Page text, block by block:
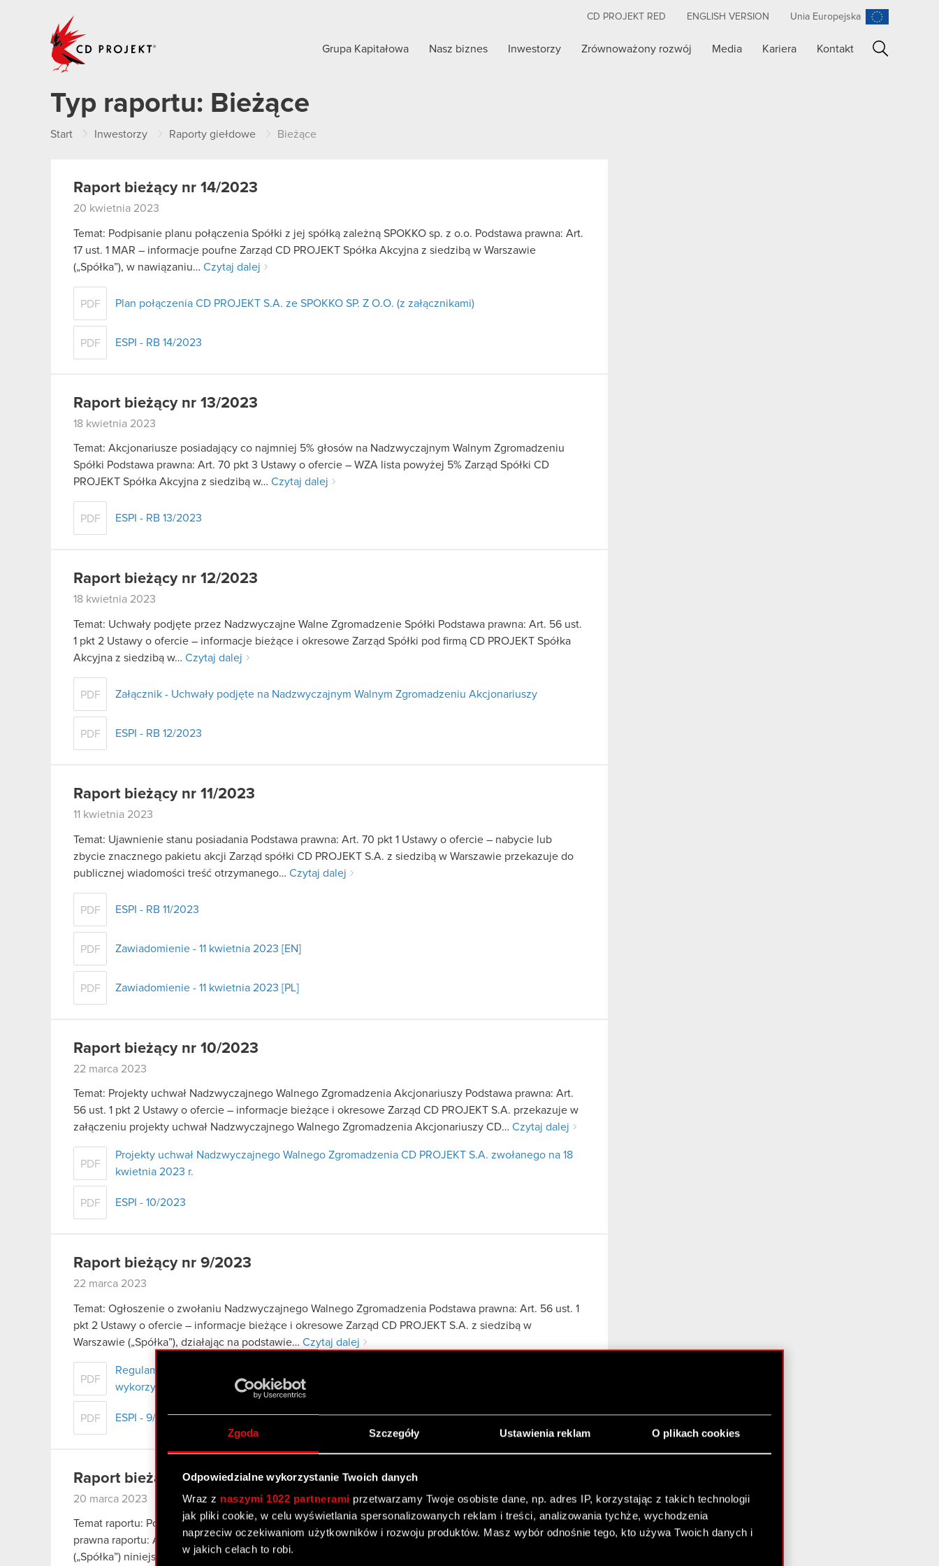
Zgoda Szczegóły Ustawienia reklam O plikach cookies
Odpowiedzialne wykorzystanie Twoich danych
Wraz z naszymi 1022 partnerami przetwarzamy Twoje osobiste dane, np. adres IP, korzystając z takich technologii
jak pliki cookie, w celu wyświetlania spersonalizowanych reklam i treści, analizowania tychże, wychodzenia
naprzeciw oczekiwaniom użytkowników i rozwoju produktów. Masz wybór odnośnie tego, kto używa Twoich danych i
w jakich celach to robi.
CD PROJEKT RED ENGLISH VERSION Unia Europejska
Grupa Kapitałowa Nasz biznes Inwestorzy Zrównoważony rozwój Media Kariera Kontakt
Typ raportu: Bieżące
Start Inwestorzy Raporty giełdowe Bieżące
Raport bieżący nr 14/2023
20 kwietnia 2023
Temat: Podpisanie planu połączenia Spółki z jej spółką zależną SPOKKO sp. z o.o. Podstawa prawna: Art.
17 ust. 1 MAR – informacje poufne Zarząd CD PROJEKT Spółka Akcyjna z siedzibą w Warszawie
(„Spółka”), w nawiązaniu… Czytaj dalej
PDF Plan połączenia CD PROJEKT S.A. ze SPOKKO SP. Z O.O. (z załącznikami)
PDF ESPI - RB 14/2023
Raport bieżący nr 13/2023
18 kwietnia 2023
Temat: Akcjonariusze posiadający co najmniej 5% głosów na Nadzwyczajnym Walnym Zgromadzeniu
Spółki Podstawa prawna: Art. 70 pkt 3 Ustawy o ofercie – WZA lista powyżej 5% Zarząd Spółki CD
PROJEKT Spółka Akcyjna z siedzibą w… Czytaj dalej
PDF ESPI - RB 13/2023
Raport bieżący nr 12/2023
18 kwietnia 2023
Temat: Uchwały podjęte przez Nadzwyczajne Walne Zgromadzenie Spółki Podstawa prawna: Art. 56 ust.
1 pkt 2 Ustawy o ofercie – informacje bieżące i okresowe Zarząd Spółki pod firmą CD PROJEKT Spółka
Akcyjna z siedzibą w… Czytaj dalej
PDF Załącznik - Uchwały podjęte na Nadzwyczajnym Walnym Zgromadzeniu Akcjonariuszy
PDF ESPI - RB 12/2023
Raport bieżący nr 11/2023
11 kwietnia 2023
Temat: Ujawnienie stanu posiadania Podstawa prawna: Art. 70 pkt 1 Ustawy o ofercie – nabycie lub
zbycie znacznego pakietu akcji Zarząd spółki CD PROJEKT S.A. z siedzibą w Warszawie przekazuje do
publicznej wiadomości treść otrzymanego… Czytaj dalej
PDF ESPI - RB 11/2023
PDF Zawiadomienie - 11 kwietnia 2023 [EN]
PDF Zawiadomienie - 11 kwietnia 2023 [PL]
Raport bieżący nr 10/2023
22 marca 2023
Temat: Projekty uchwał Nadzwyczajnego Walnego Zgromadzenia Akcjonariuszy Podstawa prawna: Art.
56 ust. 1 pkt 2 Ustawy o ofercie – informacje bieżące i okresowe Zarząd CD PROJEKT S.A. przekazuje w
załączeniu projekty uchwał Nadzwyczajnego Walnego Zgromadzenia Akcjonariuszy CD… Czytaj dalej
PDF
Projekty uchwał Nadzwyczajnego Walnego Zgromadzenia CD PROJEKT S.A. zwołanego na 18
kwietnia 2023 r.
PDF ESPI - 10/2023
Raport bieżący nr 9/2023
22 marca 2023
Temat: Ogłoszenie o zwołaniu Nadzwyczajnego Walnego Zgromadzenia Podstawa prawna: Art. 56 ust. 1
pkt 2 Ustawy o ofercie – informacje bieżące i okresowe Zarząd CD PROJEKT S.A. z siedzibą w
Warszawie („Spółka”), działając na podstawie… Czytaj dalej
PDF
Regulamin udziału w Nadzwyczajnym Walnym Zgromadzeniu CD PROJEKT S.A. przy
wykorzystaniu środków komunikacji elektronicznej
PDF ESPI - 9/2023
Raport bieżący nr 8/2023
20 marca 2023
Temat raportu: Podjęcie decyzji w sprawie utworzenia odpisu dotyczącego Projektu Sirius Podstawa
prawna raportu: Art. 17 MAR – informacje poufne Zarząd CD PROJEKT S.A. z siedzibą w Warszawie
(„Spółka”) niniejszym informuje o podjęciu decyzji w…